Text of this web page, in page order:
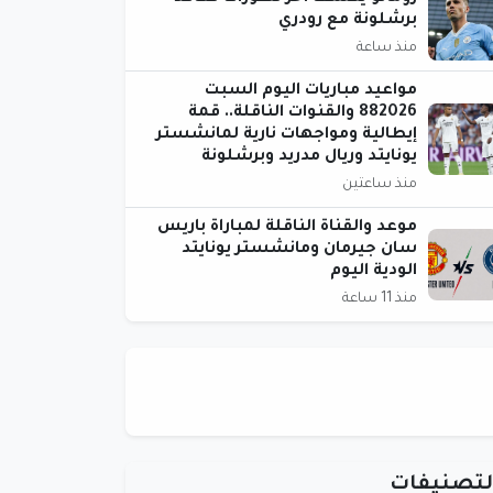
برشلونة مع رودري
منذ ساعة
مواعيد مباريات اليوم السبت
882026 والقنوات الناقلة.. قمة
إيطالية ومواجهات نارية لمانشستر
يونايتد وريال مدريد وبرشلونة
منذ ساعتين
موعد والقناة الناقلة لمباراة باريس
سان جيرمان ومانشستر يونايتد
الودية اليوم
منذ 11 ساعة